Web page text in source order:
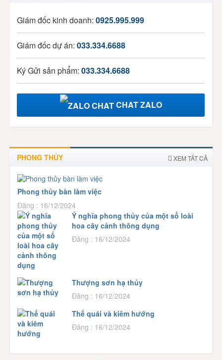
Giám đốc kinh doanh: 0925.995.999
Giám đốc dự án: 033.334.6688
Ký Gửi sản phẩm: 033.334.6688
CHAT ZALO
PHONG THỦY XEM TẤT CẢ
Phong thủy bàn làm việc
Đăng : 16/12/2024
Ý nghĩa phong thủy của một số loài
hoa cây cảnh thông dụng
Đăng : 16/12/2024
Thượng sơn hạ thủy
Đăng : 16/12/2024
Thế quái và kiêm hướng
Đăng : 16/12/2024